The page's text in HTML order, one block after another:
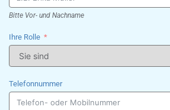
Bitte Vor- und Nachname
Ihre Rolle
Telefonnummer